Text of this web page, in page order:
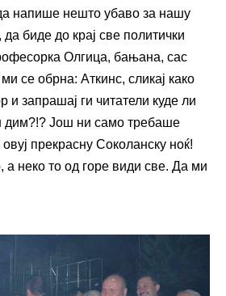
да напише нешто убаво за нашу
биде до крај све политички
Олгица, бањана, сас
се обрна: Аткинс, сликај како
и запрашај ги читатели куде ли
дим?!? Још ни само требаше
прекрасну Соколанску ноќ!
неко то од горе види све. Да ми